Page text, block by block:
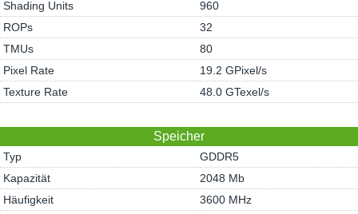
Shading Units
960
ROPs
32
TMUs
80
Pixel Rate
19.2 GPixel/s
Texture Rate
48.0 GTexel/s
Speicher
Typ
GDDR5
Kapazität
2048 Mb
Häufigkeit
3600 MHz